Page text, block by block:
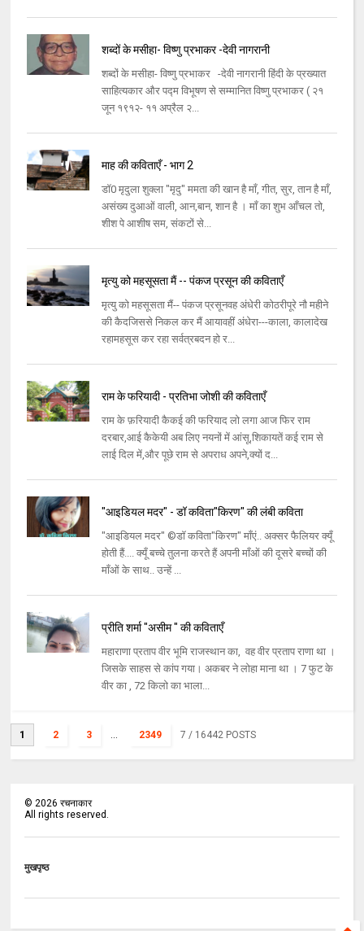
शब्दों के मसीहा- विष्णु प्रभाकर -देवी नागरानी
शब्दों के मसीहा- विष्णु प्रभाकर -देवी नागरानी हिंदी के प्रख्यात
साहित्यकार और पद्म विभूषण से सम्मानित विष्णु प्रभाकर ( २१
जून १९१२- ११ अप्रैल २...
माह की कविताएँ - भाग 2
डॉ0 मृदुला शुक्ला "मृदु" ममता की खान है माँ, गीत, सुर, तान है माँ,
असंख्य दुआओं वाली, आन,बान, शान है । माँ का शुभ आँचल तो,
शीश पे आशीष सम, संकटों से...
मृत्यु को महसूसता मैं -- पंकज प्रसून की कविताएँ
मृत्यु को महसूसता मैं-- पंकज प्रसूनवह अंधेरी कोठरीपूरे नौ महीने
की कैदजिससे निकल कर मैं आयावहीं अंधेरा---काला, कालादेख
रहामहसूस कर रहा सर्वत्रबदन हो र...
राम के फरियादी - प्रतिभा जोशी की कविताएँ
राम के फ़रियादी कैकई की फरियाद लो लगा आज फिर राम
दरबार,आई कैकेयी अब लिए नयनों में आंसू,शिकायतें कई राम से
लाई दिल में,और पूछे राम से अपराध अपने,क्यों द...
"आइडियल मदर" - डॉ कविता"किरण" की लंबी कविता
"आइडियल मदर" ©डॉ कविता"किरण" माँएं.. अक्सर फैलियर क्यूँ
होती हैं.... क्यूँ बच्चे तुलना करते हैं अपनी माँओं की दूसरे बच्चों की
माँओं के साथ.. उन्हें ...
प्रीति शर्मा "असीम " की कविताएँ
महाराणा प्रताप वीर भूमि राजस्थान का, वह वीर प्रताप राणा था ।
जिसके साहस से कांप गया। अकबर ने लोहा माना था । 7 फुट के
वीर का , 72 किलो का भाला...
1 2 3 ... 2349 7 / 16442 POSTS
©2026 रचनाकार
All rights reserved.
मुखपृष्ठ